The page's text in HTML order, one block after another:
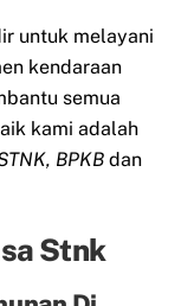
untuk melayani
kendaraan
semua
kami adalah
BPKB dan
Stnk